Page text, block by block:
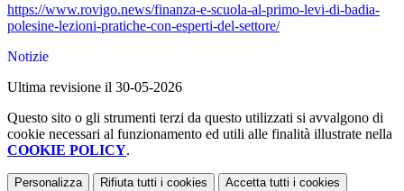
https://www.rovigo.news/finanza-e-scuola-al-primo-levi-di-badia-
polesine-lezioni-pratiche-con-esperti-del-settore/
Notizie
Ultima revisione il 30-05-2026
Questo sito o gli strumenti terzi da questo utilizzati si avvalgono di
cookie necessari al funzionamento ed utili alle finalità illustrate nella
COOKIE POLICY.
Personalizza Rifiuta tutti i cookies Accetta tutti i cookies